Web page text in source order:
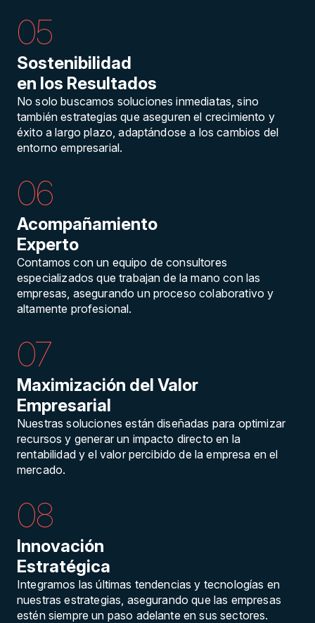
05
Sostenibilidad
en los Resultados
No solo buscamos soluciones inmediatas, sino
también estrategias que aseguren el crecimiento y
éxito a largo plazo, adaptándose a los cambios del
entorno empresarial.
06
Acompañamiento
Experto
Contamos con un equipo de consultores
especializados que trabajan de la mano con las
empresas, asegurando un proceso colaborativo y
altamente profesional.
07
Maximización del Valor
Empresarial
Nuestras soluciones están diseñadas para optimizar
recursos y generar un impacto directo en la
rentabilidad y el valor percibido de la empresa en el
mercado.
08
Innovación
Estratégica
Integramos las últimas tendencias y tecnologías en
nuestras estrategias, asegurando que las empresas
estén siempre un paso adelante en sus sectores.